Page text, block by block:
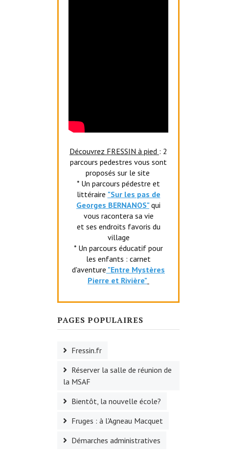
Découvrez FRESSIN à pied : 2
parcours pedestres vous sont
proposés sur le site
* Un parcours pédestre et
littéraire "Sur les pas de
Georges BERNANOS" qui
vous racontera sa vie
et ses endroits favoris du
village
* Un parcours éducatif pour
les enfants : carnet
d'aventure "Entre Mystères
Pierre et Rivière"
PAGES POPULAIRES
Fressin.fr
Réserver la salle de réunion de
la MSAF
Bientôt, la nouvelle école?
Fruges : à l'Agneau Macquet
Démarches administratives